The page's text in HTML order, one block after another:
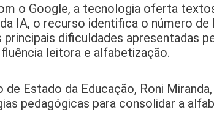
o Google, a tecnologia oferta
IA, o recurso identifica o número
dificuldades apresentadas
leitora e alfabetização.
Estado da Educação, Roni
pedagógicas para consolidar a